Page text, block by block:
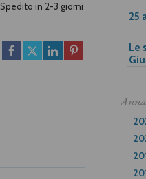
Spedito in 2-3 giorni
25
Le